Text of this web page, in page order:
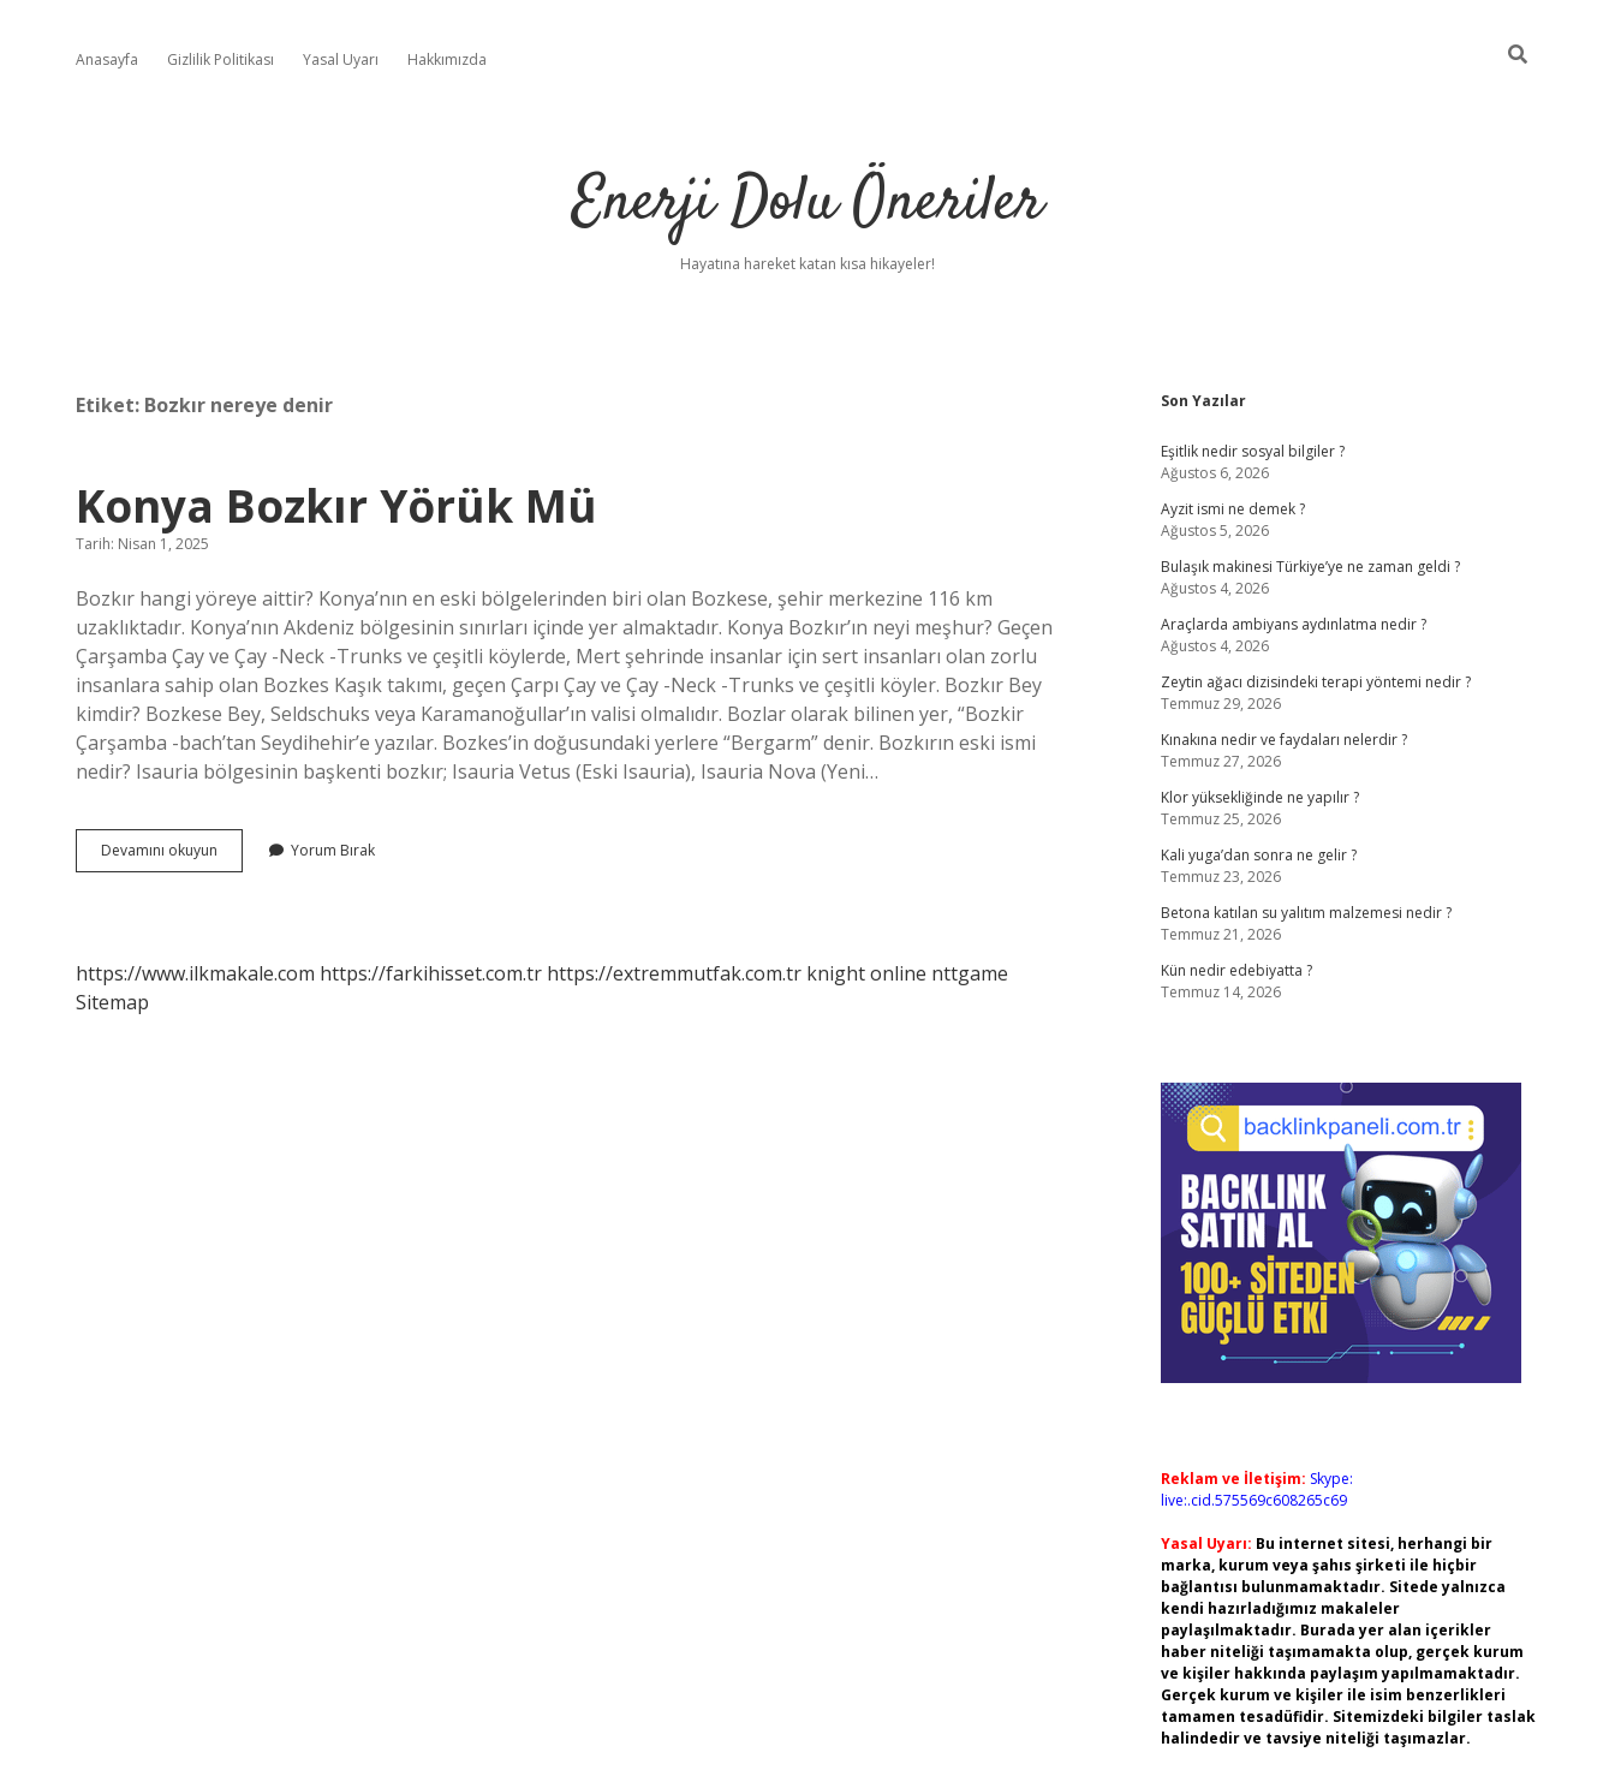
Anasayfa Gizlilik Politikası Yasal Uyarı Hakkımızda
Enerji Dolu Öneriler
Hayatına hareket katan kısa hikayeler!
Etiket: Bozkır nereye denir
Konya Bozkır Yörük Mü
Tarih: Nisan 1, 2025
Bozkır hangi yöreye aittir? Konya’nın en eski bölgelerinden biri olan Bozkese, şehir merkezine 116 km
uzaklıktadır. Konya’nın Akdeniz bölgesinin sınırları içinde yer almaktadır. Konya Bozkır’ın neyi meşhur? Geçen
Çarşamba Çay ve Çay -Neck -Trunks ve çeşitli köylerde, Mert şehrinde insanlar için sert insanları olan zorlu
insanlara sahip olan Bozkes Kaşık takımı, geçen Çarpı Çay ve Çay -Neck -Trunks ve çeşitli köyler. Bozkır Bey
kimdir? Bozkese Bey, Seldschuks veya Karamanoğullar’ın valisi olmalıdır. Bozlar olarak bilinen yer, “Bozkir
Çarşamba -bach’tan Seydihehir’e yazılar. Bozkes’in doğusundaki yerlere “Bergarm” denir. Bozkırın eski ismi
nedir? Isauria bölgesinin başkenti bozkır; Isauria Vetus (Eski Isauria), Isauria Nova (Yeni…
Devamını okuyun
Bozkır
Yorum Bırak
https://www.ilkmakale.com https://farkihisset.com.tr https://extremmutfak.com.tr knight online nttgame
Sitemap
Sidebar
Son Yazılar
Eşitlik nedir sosyal bilgiler ?
Ağustos 6, 2026
Ayzit ismi ne demek ?
Ağustos 5, 2026
Bulaşık makinesi Türkiye’ye ne zaman geldi ?
Ağustos 4, 2026
Araçlarda ambiyans aydınlatma nedir ?
Ağustos 4, 2026
Zeytin ağacı dizisindeki terapi yöntemi nedir ?
Temmuz 29, 2026
Kınakına nedir ve faydaları nelerdir ?
Temmuz 27, 2026
Klor yüksekliğinde ne yapılır ?
Temmuz 25, 2026
Kali yuga’dan sonra ne gelir ?
Temmuz 23, 2026
Betona katılan su yalıtım malzemesi nedir ?
Temmuz 21, 2026
Kün nedir edebiyatta ?
Temmuz 14, 2026
Reklam ve İletişim: Skype:
live:.cid.575569c608265c69
Yasal Uyarı: Bu internet sitesi, herhangi bir
marka, kurum veya şahıs şirketi ile hiçbir
bağlantısı bulunmamaktadır. Sitede yalnızca
kendi hazırladığımız makaleler
paylaşılmaktadır. Burada yer alan içerikler
haber niteliği taşımamakta olup, gerçek kurum
ve kişiler hakkında paylaşım yapılmamaktadır.
Gerçek kurum ve kişiler ile isim benzerlikleri
tamamen tesadüfidir. Sitemizdeki bilgiler taslak
halindedir ve tavsiye niteliği taşımazlar.